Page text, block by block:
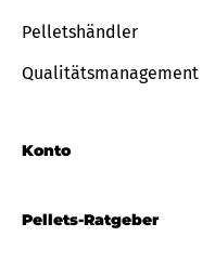
Pellets-Ratgeber
Pelletshändler
Qualitätsmanagement
Konto